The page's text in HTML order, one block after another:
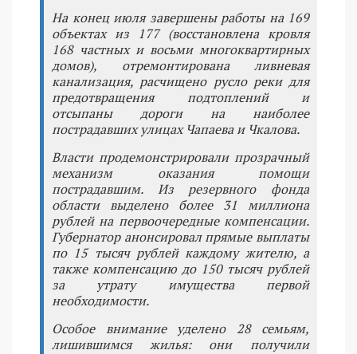
На конец июля завершены работы на 169
объектах из 177 (восстановлена кровля
168 частных и восьми многоквартирных
домов), отремонтирована ливневая
канализация, расчищено русло реки для
предотвращения подтоплений и
отсыпаны дороги на наиболее
пострадавших улицах Чапаева и Чкалова.
Власти продемонстрировали прозрачный
механизм оказания помощи
пострадавшим. Из резервного фонда
области выделено более 31 миллиона
рублей на первоочередные компенсации.
Губернатор анонсировал прямые выплаты
по 15 тысяч рублей каждому жителю, а
также компенсацию до 150 тысяч рублей
за утрату имущества первой
необходимости.
Особое внимание уделено 28 семьям,
лишившимся жилья: они получили